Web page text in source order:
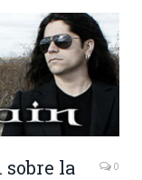
sobre la
0